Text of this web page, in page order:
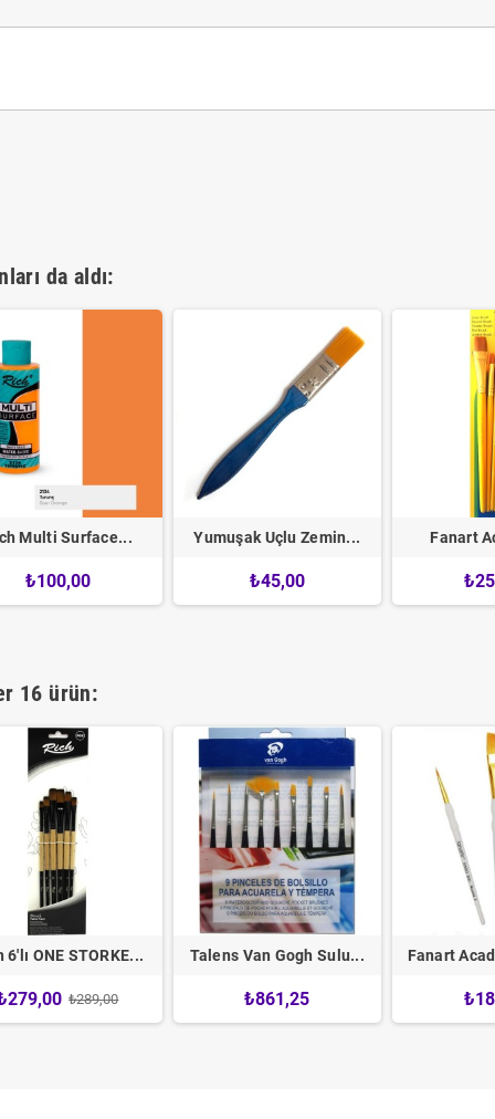
da aldı:
Multi Surface...
₺100,00
Yumuşak Uçlu Zemin...
₺45,00
Fanart
16 ürün:
6'lı ONE STORKE...
₺289,00
Talens Van Gogh Sulu...
₺861,25
Fanart